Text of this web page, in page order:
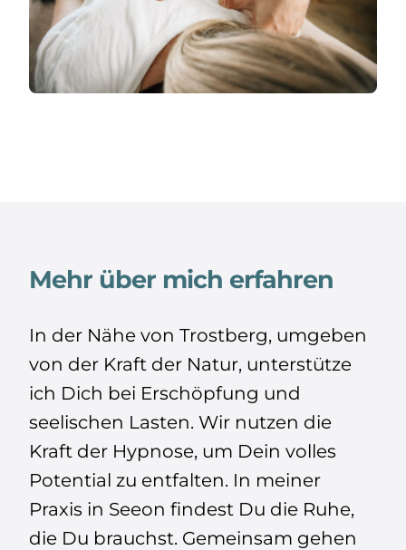
Mehr über mich erfahren
In der Nähe von Trostberg, umgeben
von der Kraft der Natur, unterstütze
ich Dich bei Erschöpfung und
seelischen Lasten. Wir nutzen die
Kraft der Hypnose, um Dein volles
Potential zu entfalten. In meiner
Praxis in Seeon findest Du die Ruhe,
die Du brauchst. Gemeinsam gehen